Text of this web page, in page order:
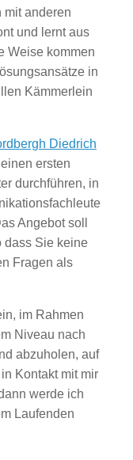
mit anderen
und lernt aus
Weise kommen
in
Kämmerlein
Diedrich
ersten
durchführen, in
Angebot soll
dass Sie keine
Fragen als
im Rahmen
Niveau nach
abzuholen, auf
Kontakt mit mir
werde ich
Laufenden